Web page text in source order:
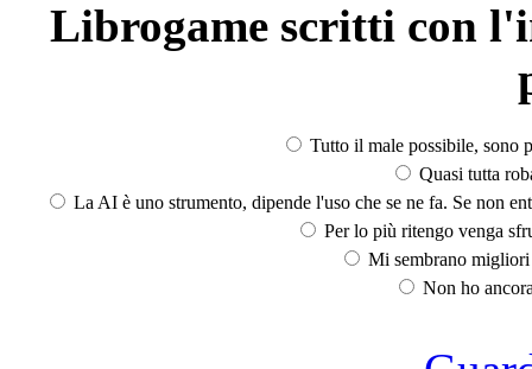
Librogame scritti con
Tutto il male possibile, sono
Quasi tutta
La AI è uno strumento, dipende l'uso che se ne fa. Se non
Per lo più ritengo venga
Mi sembrano
Non ho